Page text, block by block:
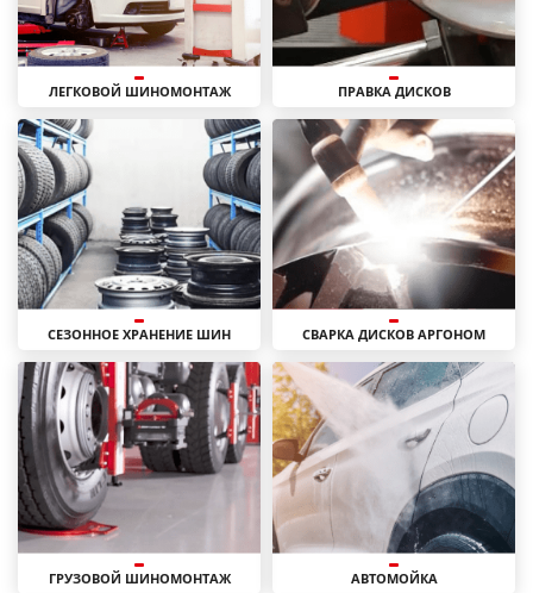
ЛЕГКОВОЙ ШИНОМОНТАЖ ПРАВКА ДИСКОВ
СЕЗОННОЕ ХРАНЕНИЕ ШИН СВАРКА ДИСКОВ АРГОНОМ
ГРУЗОВОЙ ШИНОМОНТАЖ АВТОМОЙКА